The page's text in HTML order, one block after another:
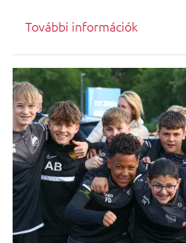
További információk